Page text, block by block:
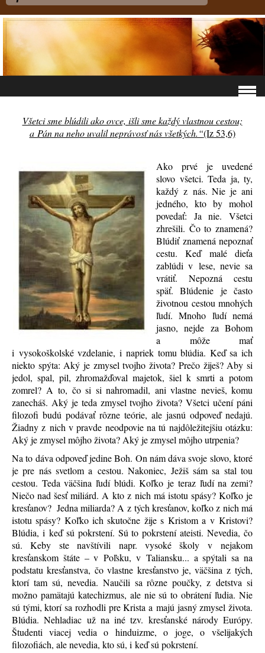
Všetci sme blúdili ako ovce, išli sme každý vlastnou cestou;
a Pán na neho uvalil neprávosť nás všetkých.“(Iz 53,6)
Ako prvé je uvedené
slovo všetci. Teda ja, ty,
každý z nás. Nie je ani
jedného, kto by mohol
povedať: Ja nie. Všetci
zhrešili. Čo to znamená?
Blúdiť znamená nepoznať
cestu. Keď malé dieťa
zablúdi v lese, nevie sa
vrátiť. Nepozná cestu
späť. Blúdenie je často
životnou cestou mnohých
ľudí. Mnoho ľudí nemá
jasno, nejde za Bohom
a môže mať
i vysokoškolské vzdelanie, i napriek tomu blúdia. Keď sa ich
niekto spýta: Aký je zmysel tvojho života? Prečo žiješ? Aby si
jedol, spal, pil, zhromažďoval majetok, šiel k smrti a potom
zomrel? A to, čo si si nahromadil, ani vlastne nevieš, komu
zanecháš. Aký je teda zmysel tvojho života? Všetci učení páni
filozofi budú podávať rôzne teórie, ale jasnú odpoveď nedajú.
Žiadny z nich v pravde neodpovie na tú najdôležitejšiu otázku:
Aký je zmysel môjho života? Aký je zmysel môjho utrpenia?
Na to dáva odpoveď jedine Boh. On nám dáva svoje slovo, ktoré
je pre nás svetlom a cestou. Nakoniec, Ježiš sám sa stal tou
cestou. Teda väčšina ľudí blúdi. Koľko je teraz ľudí na zemi?
Niečo nad šesť miliárd. A kto z nich má istotu spásy? Koľko je
kresťanov? Jedna miliarda? A z tých kresťanov, koľko z nich má
istotu spásy? Koľko ich skutočne žije s Kristom a v Kristovi?
Blúdia, i keď sú pokrstení. Sú to pokrstení ateisti. Nevedia, čo
sú. Keby ste navštívili napr. vysoké školy v nejakom
kresťanskom štáte – v Poľsku, v Taliansku... a spýtali sa na
podstatu kresťanstva, čo vlastne kresťanstvo je, väčšina z tých,
ktorí tam sú, nevedia. Naučili sa rôzne poučky, z detstva si
možno pamätajú katechizmus, ale nie sú to obrátení ľudia. Nie
sú tými, ktorí sa rozhodli pre Krista a majú jasný zmysel života.
Blúdia. Nehladiac už na iné tzv. kresťanské národy Európy.
Študenti viacej vedia o hinduizme, o joge, o všelijakých
filozofiách, ale nevedia, kto sú, i keď sú pokrstení.